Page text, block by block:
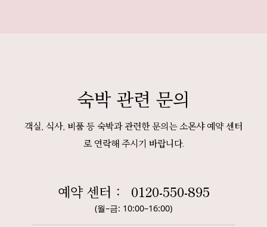
숙박 관련 문의
객실, 식사, 비품 등 숙박과 관련한 문의는 소몬샤 예약 센터
로 연락해 주시기 바랍니다.
예약 센터： 0120-550-895
(월–금: 10:00–16:00)